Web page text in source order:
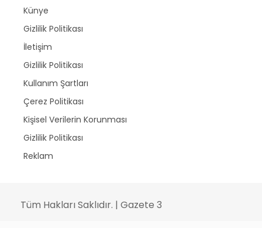
Künye
Gizlilik Politikası
İletişim
Gizlilik Politikası
Kullanım Şartları
Çerez Politikası
Kişisel Verilerin Korunması
Gizlilik Politikası
Reklam
Tüm Hakları Saklıdır. | Gazete 3